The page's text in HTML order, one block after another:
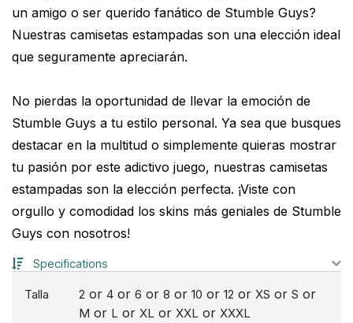
un amigo o ser querido fanático de Stumble Guys?
Nuestras camisetas estampadas son una elección ideal
que seguramente apreciarán.
No pierdas la oportunidad de llevar la emoción de
Stumble Guys a tu estilo personal. Ya sea que busques
destacar en la multitud o simplemente quieras mostrar
tu pasión por este adictivo juego, nuestras camisetas
estampadas son la elección perfecta. ¡Viste con
orgullo y comodidad los skins más geniales de Stumble
Guys con nosotros!
Specifications
Talla 2 or 4 or 6 or 8 or 10 or 12 or XS or S or
M or L or XL or XXL or XXXL